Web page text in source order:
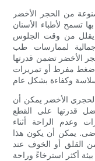
من الحجر الأخضر
تسمح لأطباء الأسنان
يقلل من وقت الجلوس
لممارسات طب
الأخضر تضمن قدرتها
ضغط مفرط أو تمريرات
الأخضر يمكن أن
قدرتها على القطع
وعدم الراحة أثناء
يمكن أن يكون هذا
القلق أو الخوف عند